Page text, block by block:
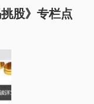
股》专栏点